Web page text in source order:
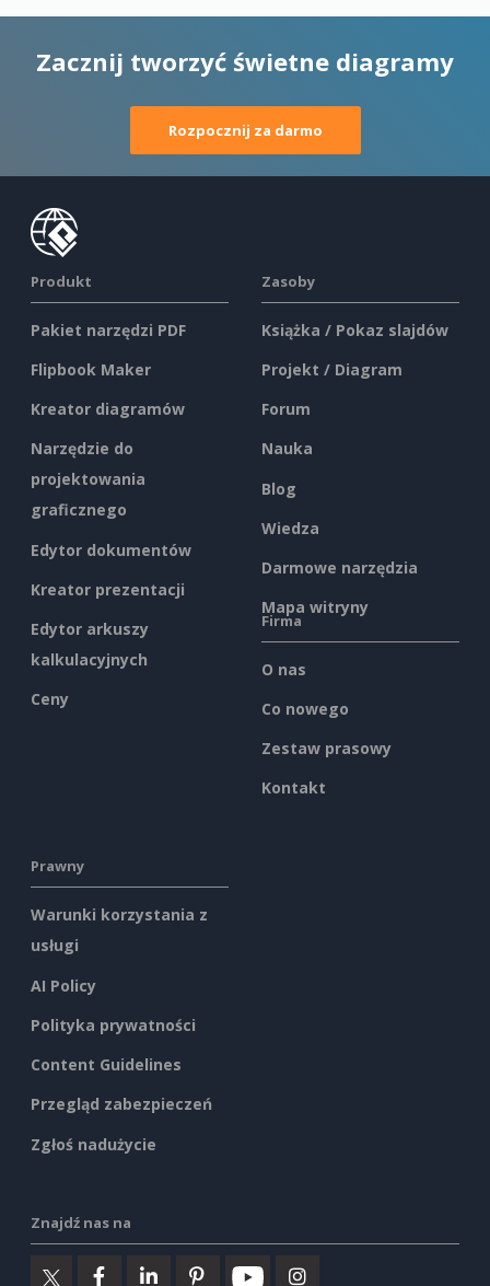
Zacznij tworzyć świetne diagramy
Rozpocznij za darmo
Produkt
Pakiet narzędzi PDF
Flipbook Maker
Kreator diagramów
Narzędzie do
projektowania
graficznego
Edytor dokumentów
Kreator prezentacji
Edytor arkuszy
kalkulacyjnych
Ceny
Zasoby
Książka / Pokaz slajdów
Projekt / Diagram
Forum
Nauka
Blog
Wiedza
Darmowe narzędzia
Mapa witryny
Firma
O nas
Co nowego
Zestaw prasowy
Kontakt
Prawny
Warunki korzystania z
usługi
AI Policy
Polityka prywatności
Content Guidelines
Przegląd zabezpieczeń
Zgłoś nadużycie
Znajdź nas na